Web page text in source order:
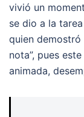
vivió un
se dio a la
quien
nota”, pues
animada,